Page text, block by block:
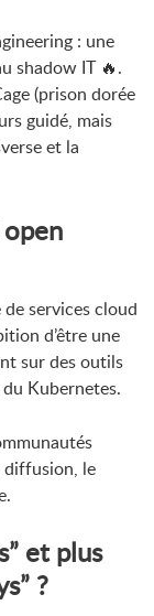
: une
shadow IT 🔥.
(prison dorée
guidé, mais
et la
services cloud
d’être une
sur des outils
Kubernetes.
diffusion, le
et plus
?